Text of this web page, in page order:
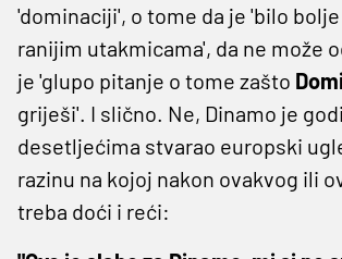
'dominaciji', o tome da je 'bilo
ranijim utakmicama', da ne može
je 'glupo pitanje o tome zašto
griješi'. I slično. Ne, Dinamo je
desetljećima stvarao europski
razinu na kojoj nakon ovakvog ili
treba doći i reći: